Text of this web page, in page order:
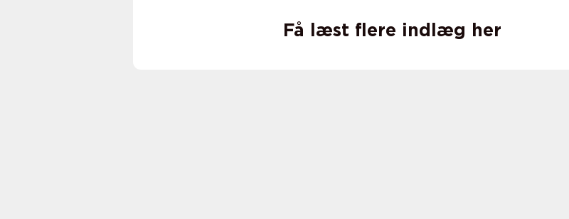
Få læst flere indlæg her